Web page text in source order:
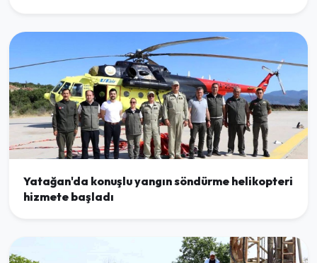
Yatağan'da konuşlu yangın söndürme helikopteri
hizmete başladı